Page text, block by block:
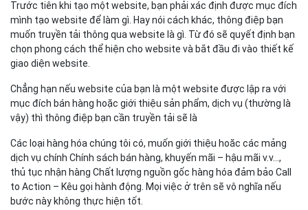
Trước tiên khi tạo một website, bạn phải xác định được mục đích
mình tạo website để làm gì. Hay nói cách khác, thông điệp bạn
muốn truyền tải thông qua website là gì. Từ đó sẽ quyết định bạn
chọn phong cách thể hiện cho website và bắt đầu đi vào thiết kế
giao diện website.
Chẳng hạn nếu website của bạn là một website được lập ra với
mục đích bán hàng hoặc giới thiệu sản phẩm, dịch vụ (thường là
vậy) thì thông điệp bạn cần truyền tải sẽ là
Các loại hàng hóa chúng tôi có, muốn giới thiệu hoăc các mảng
dịch vụ chính Chính sách bán hàng, khuyến mãi – hậu mãi v.v…,
thủ tục nhận hàng Chất lượng nguồn gốc hàng hóa đảm bảo Call
to Action – Kêu gọi hành động. Mọi việc ở trên sẽ vô nghĩa nếu
bước này không thực hiện tốt.